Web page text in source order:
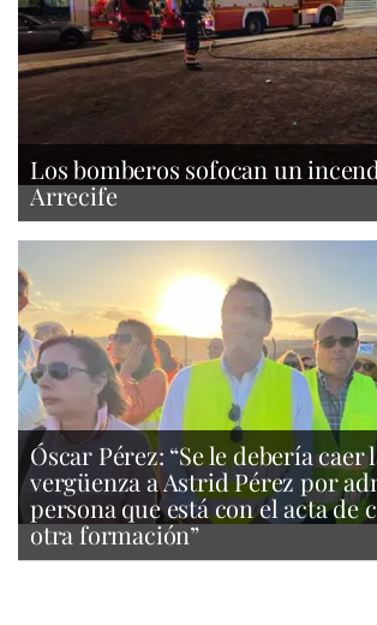
Los bomberos sofocan un
Arrecife
Óscar Pérez: “Se le debería caer
vergüenza a Astrid Pérez por
persona que está con el acta de
otra formación”